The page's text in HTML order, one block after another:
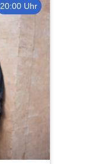
20:00 Uhr